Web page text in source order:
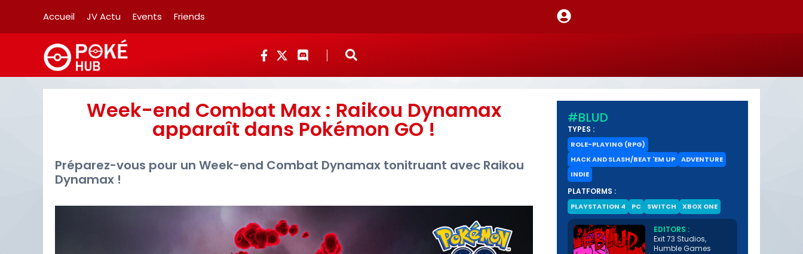
Accueil JV Actu Events Friends
Week-end Combat Max : Raikou Dynamax
apparaît dans Pokémon GO !
Préparez-vous pour un Week-end Combat Dynamax tonitruant avec Raikou
Dynamax !
#BLUD
TYPES :
ROLE-PLAYING (RPG)
HACK AND SLASH/BEAT 'EM UP
ADVENTURE
INDIE
PLATFORMS :
PLAYSTATION 4 PC SWITCH XBOX ONE
EDITORS :
Exit 73 Studios,
Humble Games